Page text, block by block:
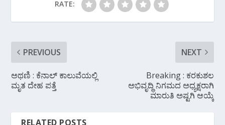
RATE:
PREVIOUS
ಅಥಣಿ : ಕೆನಾಲ್ ಕಾಲುವೆಯಲ್ಲಿ
ಮೃತ ದೇಹ ಪತ್ತೆ
NEXT
Breaking : ಕರಕುಶಲ
ಅಭಿವೃದ್ಧಿ ನಿಗಮದ ಅಧ್ಯಕ್ಷರಾಗಿ
ಮಾರುತಿ ಅಷ್ಟಗಿ ಆಯ್ಕೆ
RELATED POSTS